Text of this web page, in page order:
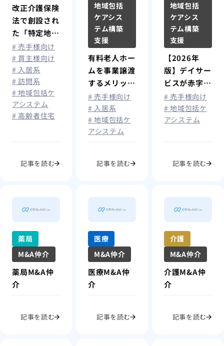
改正介護保険
法で創設され
た「特定地
域」とは？制
度の概要・指
定基準・介護
事業者への影
響を解説
# 売手様向け
# 買主様向け
# 入居系
# 訪問系
# 地域包括ケ
アシステム
# 高齢者住宅
記事を読む
地域包括
ケアシス
テム構築
支援
有料老人ホー
ムを事業譲渡
するメリット
や相場・手順
を徹底解説
# 売手様向け
# 入居系
# 地域包括ケ
アシステム
記事を読む
地域包括
ケアシス
テム構築
支援
【2026年
版】デイサー
ビスが赤字に
なる原因と
は？経営改善
のポイントと
# 売手様向け
# 地域包括ケ
アシステム
記事を読む
薬局
M&A仲介
薬局M&A仲
介
記事を読む
医療
M&A仲介
医療M&A仲
介
記事を読む
介護
M&A仲介
介護M&A仲
介
記事を読む